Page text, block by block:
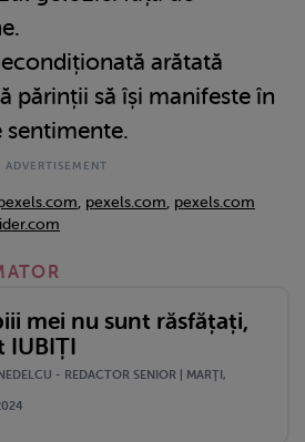
arătată
părinții să își manifeste în
sentimente.
pexels.com pexels.com
mei nu sunt răsfățați,
IUBIȚI
- REDACTOR SENIOR | MARŢI,